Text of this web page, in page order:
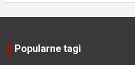
Popularne tagi